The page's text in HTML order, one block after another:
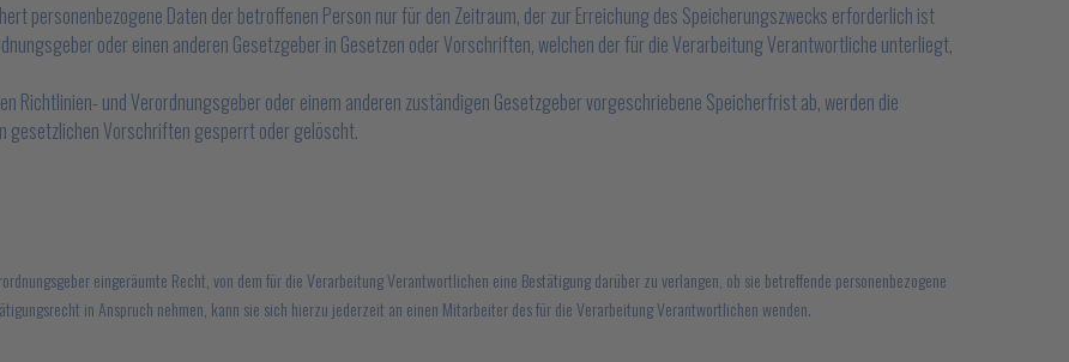
personenbezogene Daten der betroffenen Person nur für den Zeitraum, der zur Erreichung des Speicherungszwecks erforderlich ist
oder einen anderen Gesetzgeber in Gesetzen oder Vorschriften, welchen der für die Verarbeitung Verantwortliche unterliegt,
Richtlinien- und Verordnungsgeber oder einem anderen zuständigen Gesetzgeber vorgeschriebene Speicherfrist ab, werden die
gesetzlichen Vorschriften gesperrt oder gelöscht.
eingeräumte Recht, von dem für die Verarbeitung Verantwortlichen eine Bestätigung darüber zu verlangen, ob sie betreffende personenbezogene
in Anspruch nehmen, kann sie sich hierzu jederzeit an einen Mitarbeiter des für die Verarbeitung Verantwortlichen wenden.